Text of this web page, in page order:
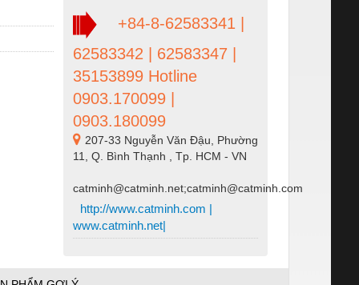
+84-8-62583341 |
62583342 | 62583347 |
35153899 Hotline
0903.170099 |
0903.180099
207-33 Nguyễn Văn Đậu, Phường
11, Q. Bình Thạnh , Tp. HCM - VN
catminh@catminh.net;catminh@catminh.com
http://www.catminh.com |
www.catminh.net|